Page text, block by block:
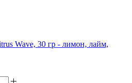
Wave, 30 гр - лимон, лайм,